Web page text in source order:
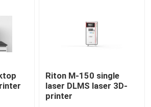
DMIS-V1
Riton M-150 single
laser DLMS laser 3D-
printer